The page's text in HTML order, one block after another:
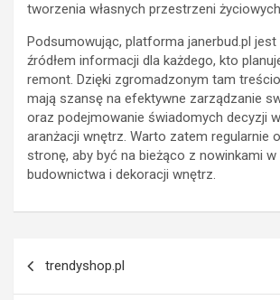
tworzenia własnych przestrzeni
Podsumowując, platforma janerbud.pl
źródłem informacji dla każdego, kto
remont. Dzięki zgromadzonym tam
mają szansę na efektywne zarządzanie
oraz podejmowanie świadomych decyzji
aranżacji wnętrz. Warto zatem regularnie
stronę, aby być na bieżąco z nowinkami w
budownictwa i dekoracji wnętrz.
trendyshop.pl